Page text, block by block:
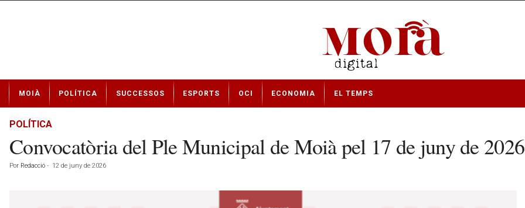
t
MOIÀ POLÍTICA SUCCESSOS ESPORTS OCI ECONOMIA EL TEMPS
POLÍTICA
Convocatòria del Ple Municipal de Moià pel 17 de juny de 2026
Por Redacció - 12 de juny de 2026